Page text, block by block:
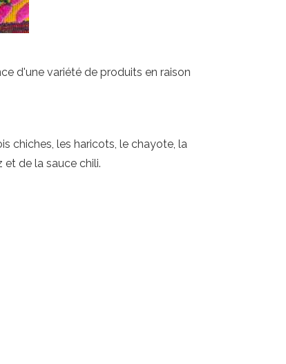
d'une variété de produits en raison
chiches, les haricots, le chayote, la
de la sauce chili.